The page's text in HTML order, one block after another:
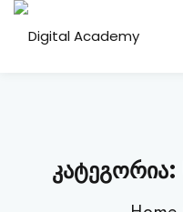
კატეგორია:
Sign in